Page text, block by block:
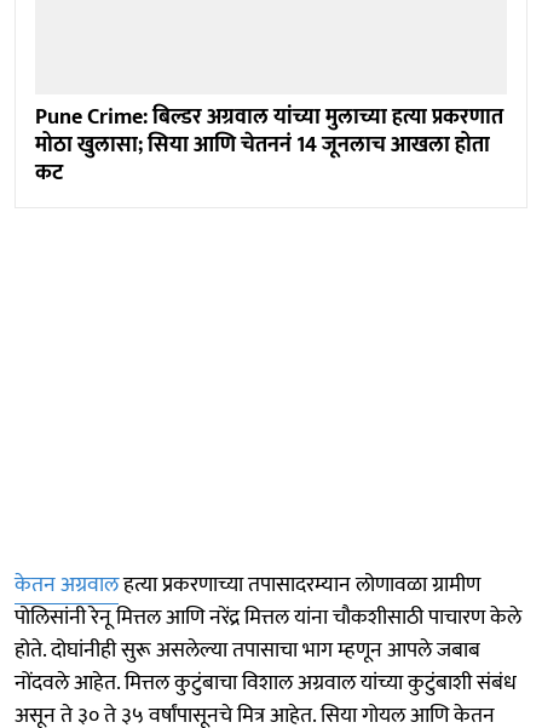
Pune Crime: बिल्डर अग्रवाल यांच्या मुलाच्या हत्या प्रकरणात
मोठा खुलासा; सिया आणि चेतननं 14 जूनलाच आखला होता
कट
केतन अग्रवालहत्या प्रकरणाच्या तपासादरम्यान लोणावळा ग्रामीण
पोलिसांनी रेनू मित्तल आणि नरेंद्र मित्तल यांना चौकशीसाठी पाचारण केले
होते. दोघांनीही सुरू असलेल्या तपासाचा भाग म्हणून आपले जबाब
नोंदवले आहेत. मित्तल कुटुंबाचा विशाल अग्रवाल यांच्या कुटुंबाशी संबंध
असून ते ३० ते ३५ वर्षांपासूनचे मित्र आहेत. सिया गोयल आणि केतन